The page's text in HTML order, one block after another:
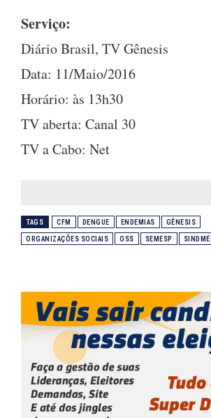
Serviço:
Diário Brasil, TV Gênesis
Data: 11/Maio/2016
Horário: às 13h30
TV aberta: Canal 30
TV a Cabo: Net
TAGS CFM DENGUE ENDEMIAS GÊNESIS
ORGANIZAÇÕES SOCIAIS OSS SEMESP